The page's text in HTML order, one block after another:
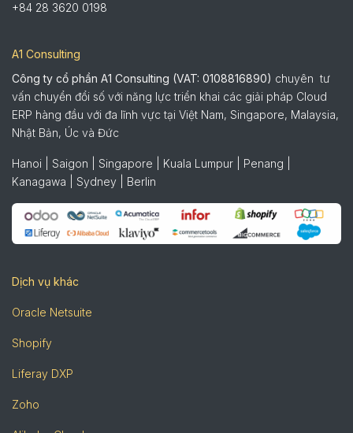
+84 28 3620 0198
A1 Consulting
Công ty cổ phần A1 Consulting (VAT: 0108816890) chuyên tư
vấn chuyển đổi số với năng lực triển khai các giải pháp Cloud
ERP hàng đầu với đa lĩnh vực tại Việt Nam, Singapore, Malaysia,
Nhật Bản, Úc và Đức
Hanoi | Saigon | Singapore | Kuala Lumpur | Penang |
Kanagawa | Sydney | Berlin
Dịch vụ khác
Oracle Netsuite
Shopify
Liferay DXP
Zoho